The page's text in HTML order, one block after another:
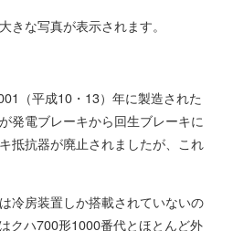
きな写真が表示されます。
（平成10・13）年に製造された
発電ブレーキから回生ブレーキに
抵抗器が廃止されましたが、これ
冷房装置しか搭載されていないの
クハ700形1000番代とほとんど外